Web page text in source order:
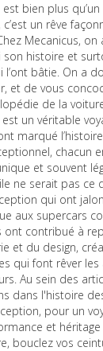
est bien plus
un rêve
Mecanicus,
son histoire et
l’ont bâtie. On a
et de vous
de la
un véritable
marqué
chacun
et souvent
ne serait pas ce
qui ont
aux supercars
ont contribué à
et du design,
qui font rêver
Au sein des
dans l'histoire
pour un
et
bouclez vos